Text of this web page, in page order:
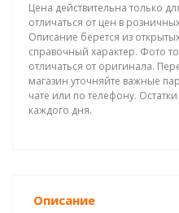
Цена действительна только
отличаться от цен в
Описание берется из
справочный характер. Фото
отличаться от оригинала.
магазин уточняйте важные
чате или по телефону.
каждого дня.
Описание